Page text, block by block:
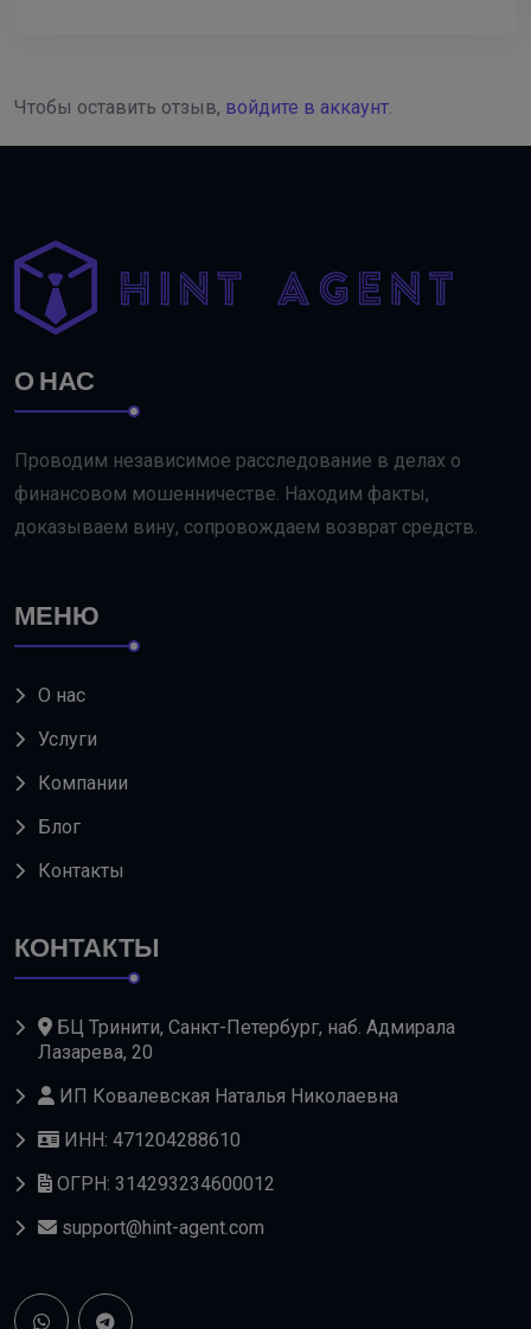
Чтобы оставить отзыв, войдите в аккаунт.
О НАС
Проводим независимое расследование в делах о
финансовом мошенничестве. Находим факты,
доказываем вину, сопровождаем возврат средств.
МЕНЮ
О нас
Услуги
Компании
Блог
Контакты
КОНТАКТЫ
БЦ Тринити, Санкт-Петербург, наб. Адмирала
Лазарева, 20
ИП Ковалевская Наталья Николаевна
ИНН: 471204288610
ОГРН: 314293234600012
support@hint-agent.com